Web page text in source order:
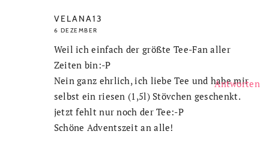
VELANA13
6 DEZEMBER
Weil ich einfach der größte Tee-Fan aller
Zeiten bin:-P
Nein ganz ehrlich, ich liebe Tee und habe mir
selbst ein riesen (1,5l) Stövchen geschenkt.
jetzt fehlt nur noch der Tee:-P
Schöne Adventszeit an alle!
Antworten